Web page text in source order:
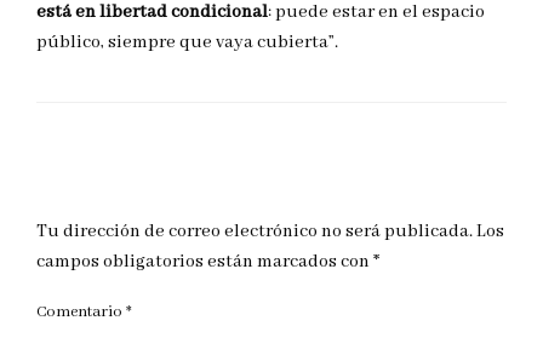
está en libertad condicional: puede estar en el espacio
público, siempre que vaya cubierta”.
Tu dirección de correo electrónico no será publicada.Los
campos obligatorios están marcados con *
Comentario *